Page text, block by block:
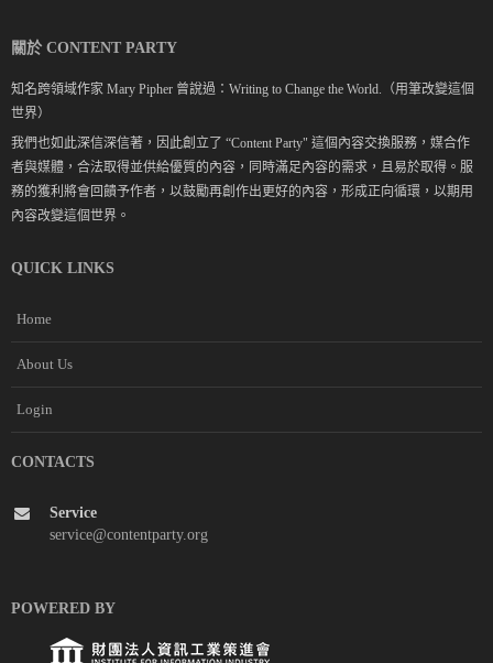
關於 CONTENT PARTY
知名跨領域作家 Mary Pipher 曾說過：Writing to Change the World.（用筆改變這個
世界）
我們也如此深信深信著，因此創立了 “Content Party" 這個內容交換服務，媒合作
者與媒體，合法取得並供給優質的內容，同時滿足內容的需求，且易於取得。服
務的獲利將會回饋予作者，以鼓勵再創作出更好的內容，形成正向循環，以期用
內容改變這個世界。
QUICK LINKS
Home
About Us
Login
CONTACTS
Service
service@contentparty.org
POWERED BY